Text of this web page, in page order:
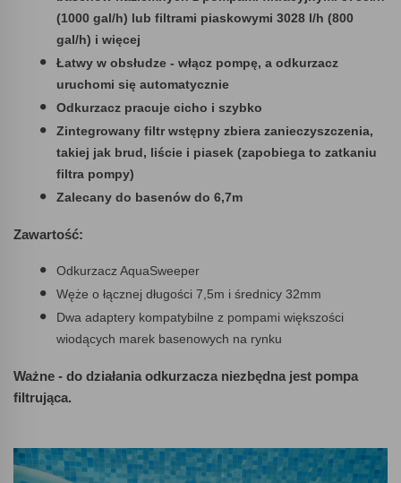
(1000 gal/h) lub filtrami piaskowymi 3028 l/h (800
gal/h) i więcej
Łatwy w obsłudze - włącz pompę, a odkurzacz
uruchomi się automatycznie
Odkurzacz pracuje cicho i szybko
Zintegrowany filtr wstępny zbiera zanieczyszczenia,
takiej jak brud, liście i piasek (zapobiega to zatkaniu
filtra pompy)
Zalecany do basenów do 6,7m
Zawartość:
Odkurzacz AquaSweeper
Węże o łącznej długości 7,5m i średnicy 32mm
Dwa adaptery kompatybilne z pompami większości
wiodących marek basenowych na rynku
Ważne - do działania odkurzacza niezbędna jest pompa
filtrująca.